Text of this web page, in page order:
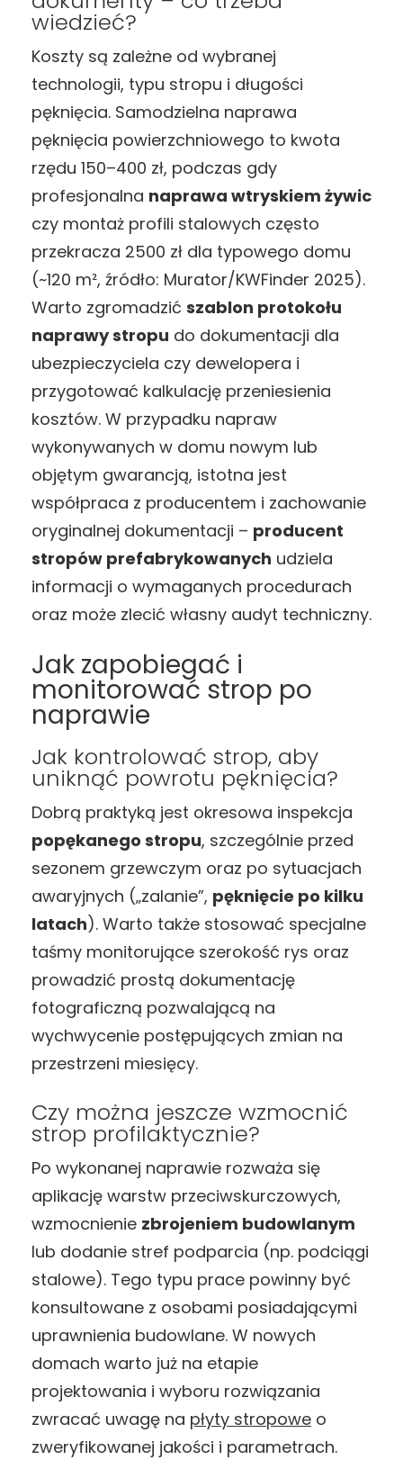
wiedzieć?
Koszty są zależne od wybranej
technologii, typu stropu i długości
pęknięcia. Samodzielna naprawa
pęknięcia powierzchniowego to kwota
rzędu 150–400 zł, podczas gdy
profesjonalna naprawa wtryskiem żywic
czy montaż profili stalowych często
przekracza 2500 zł dla typowego domu
(~120 m², źródło: Murator/KWFinder 2025).
Warto zgromadzić szablon protokołu
naprawy stropu do dokumentacji dla
ubezpieczyciela czy dewelopera i
przygotować kalkulację przeniesienia
kosztów. W przypadku napraw
wykonywanych w domu nowym lub
objętym gwarancją, istotna jest
współpraca z producentem i zachowanie
oryginalnej dokumentacji – producent
stropów prefabrykowanych udziela
informacji o wymaganych procedurach
oraz może zlecić własny audyt techniczny.
Jak zapobiegać i
monitorować strop po
naprawie
Jak kontrolować strop, aby
uniknąć powrotu pęknięcia?
Dobrą praktyką jest okresowa inspekcja
popękanego stropu, szczególnie przed
sezonem grzewczym oraz po sytuacjach
awaryjnych („zalanie”, pęknięcie po kilku
latach). Warto także stosować specjalne
taśmy monitorujące szerokość rys oraz
prowadzić prostą dokumentację
fotograficzną pozwalającą na
wychwycenie postępujących zmian na
przestrzeni miesięcy.
Czy można jeszcze wzmocnić
strop profilaktycznie?
Po wykonanej naprawie rozważa się
aplikację warstw przeciwskurczowych,
wzmocnienie zbrojeniem budowlanym
lub dodanie stref podparcia (np. podciągi
stalowe). Tego typu prace powinny być
konsultowane z osobami posiadającymi
uprawnienia budowlane. W nowych
domach warto już na etapie
projektowania i wyboru rozwiązania
zwracać uwagę na płyty stropowe o
zweryfikowanej jakości i parametrach.